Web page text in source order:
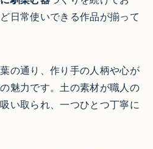
日常使いできる作品が揃って
の通り、作り手の人柄や心が
魅力です。土の素材が職人の
い取られ、一つひとつ丁寧に